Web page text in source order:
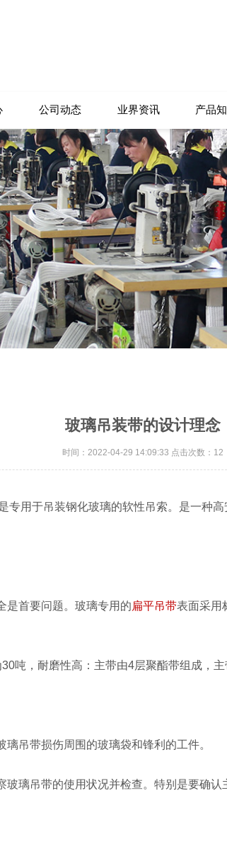
公司动态 业界资讯 产品
玻璃吊装带的设计理念
时间：2022-04-29 14:09:33 点击次数：12
专用于吊装钢化玻璃的软性吊索。是一种
是首要问题。玻璃专用的扁平吊带表面采用
吨，耐磨性高：主带由4层聚酯带组成，
吊带损伤周围的玻璃袋和锋利的工件。
璃吊带的使用状况并检查。特别是要确